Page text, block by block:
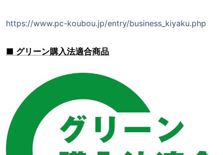
https://www.pc-koubou.jp/entry/business_kiyaku.php
■ グリーン購入法適合商品